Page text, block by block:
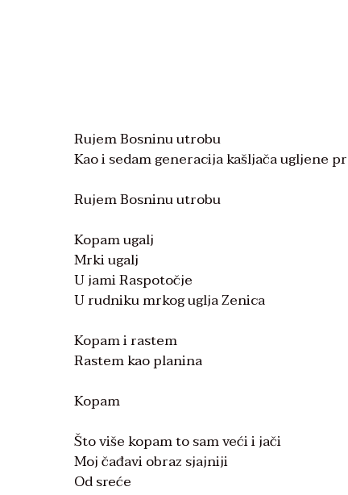
Rujem Bosninu utrobu
Kao i sedam generacija kašljača ugljene
Rujem Bosninu utrobu
Kopam ugalj
Mrki ugalj
U jami Raspotočje
U rudniku mrkog uglja Zenica
Kopam i rastem
Rastem kao planina
Kopam
Što više kopam to sam veći i jači
Moj čađavi obraz sjajniji
Od sreće